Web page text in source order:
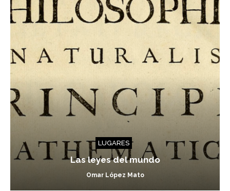
LUGARES
Las leyes del mundo
Omar López Mato